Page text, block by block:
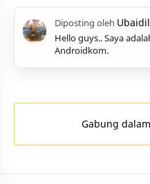
Hello guys.. Saya
Androidkom.
Gabung